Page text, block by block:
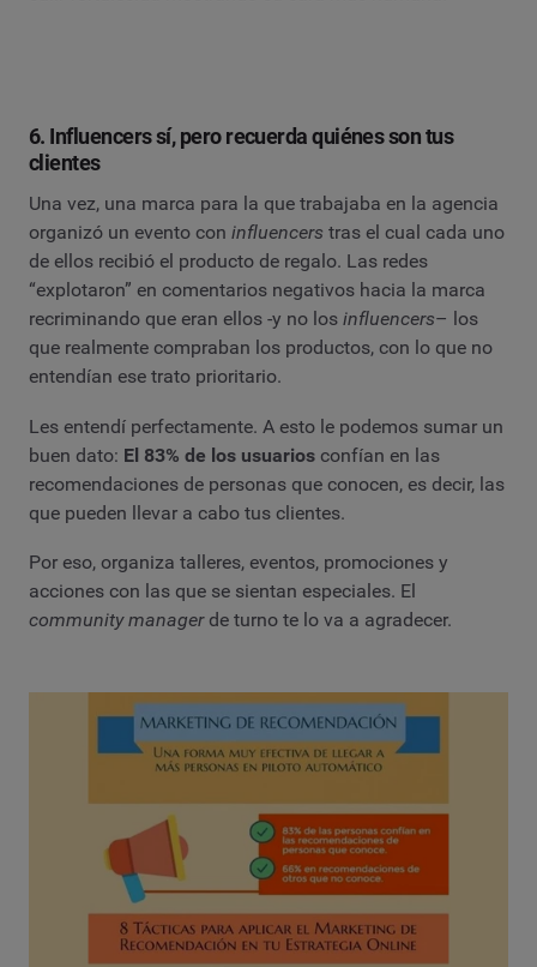
6. Influencers sí, pero recuerda quiénes son tus
clientes
Una vez, una marca para la que trabajaba en la agencia
organizó un evento con influencers tras el cual cada uno
de ellos recibió el producto de regalo. Las redes
“explotaron” en comentarios negativos hacia la marca
recriminando que eran ellos -y no los influencers– los
que realmente compraban los productos, con lo que no
entendían ese trato prioritario.
Les entendí perfectamente. A esto le podemos sumar un
buen dato: El 83% de los usuarios confían en las
recomendaciones de personas que conocen, es decir, las
que pueden llevar a cabo tus clientes.
Por eso, organiza talleres, eventos, promociones y
acciones con las que se sientan especiales. El
community managerde turno te lo va a agradecer.